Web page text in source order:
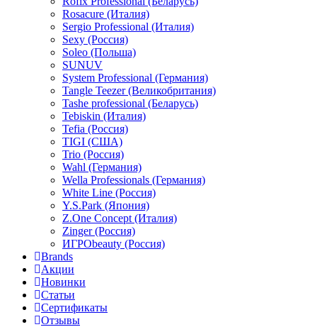
Rosacure (Италия)
Sergio Professional (Италия)
Sexy (Россия)
Soleo (Польша)
SUNUV
System Professional (Германия)
Tangle Teezer (Великобритания)
Tashe professional (Беларусь)
Tebiskin (Италия)
Tefia (Россия)
TIGI (США)
Trio (Россия)
Wahl (Германия)
Wella Professionals (Германия)
White Line (Россия)
Y.S.Park (Япония)
Z.One Concept (Италия)
Zinger (Россия)
ИГРОbeauty (Россия)
Brands
Акции
Новинки
Статьи
Сертификаты
Отзывы